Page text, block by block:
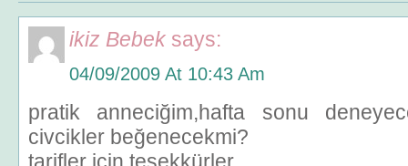
ikiz Bebek says:
04/09/2009 At 10:43 Am
pratik anneciğim,hafta sonu
civcikler beğenecekmi?